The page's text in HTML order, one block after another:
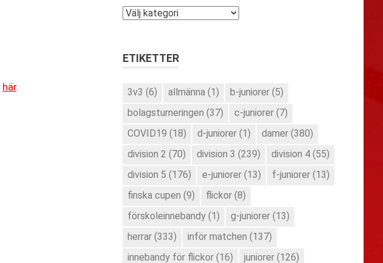
här.
Kategorier
ETIKETTER
3v3 (6) allmänna (1) b-juniorer (5)
bolagsturneringen (37) c-juniorer (7)
COVID19 (18) d-juniorer (1) damer (380)
division 2 (70) division 3 (239) division 4 (55)
division 5 (176) e-juniorer (13) f-juniorer (13)
finska cupen (9) flickor (8)
förskoleinnebandy (1) g-juniorer (13)
herrar (333) inför matchen (137)
innebandy för flickor (16) juniorer (126)